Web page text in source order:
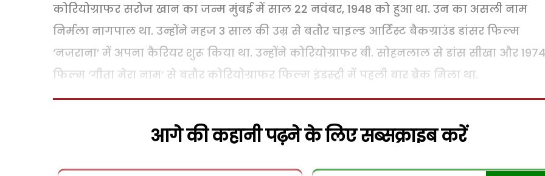
कोरियोग्राफर सरोज खान का जन्म मुंबई में साल 22 नवंबर, 1948 को हुआ था. उन का असली नाम
निर्मला नागपाल था. उन्होंने महज 3 साल की उम्र से बतौर चाइल्ड आर्टिस्ट बैकग्राउंड डांसर फिल्म
‘नजराना’ में अपना कैरियर शुरू किया था. उन्होंने कोरियोग्राफर बी. सोहनलाल से डांस सीखा और
फिल्म ‘गीता मेरा नाम’ से बतौर कोरियोग्राफर फिल्म इंडस्ट्री में पहली बार ब्रेक मिला था.
आगे की कहानी पढ़ने के लिए सब्सक्राइब करें